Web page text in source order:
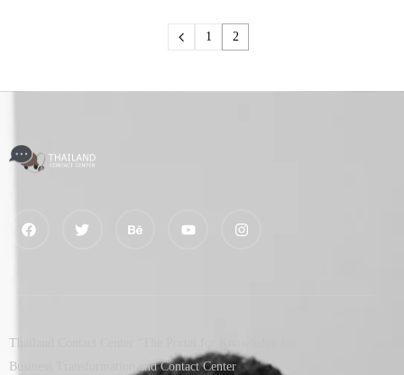
1 2
Thailand Contact Center “The Portal for Knowledge for
Business Transformation and Contact Center